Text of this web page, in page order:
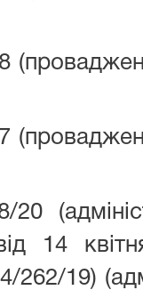
14
19)